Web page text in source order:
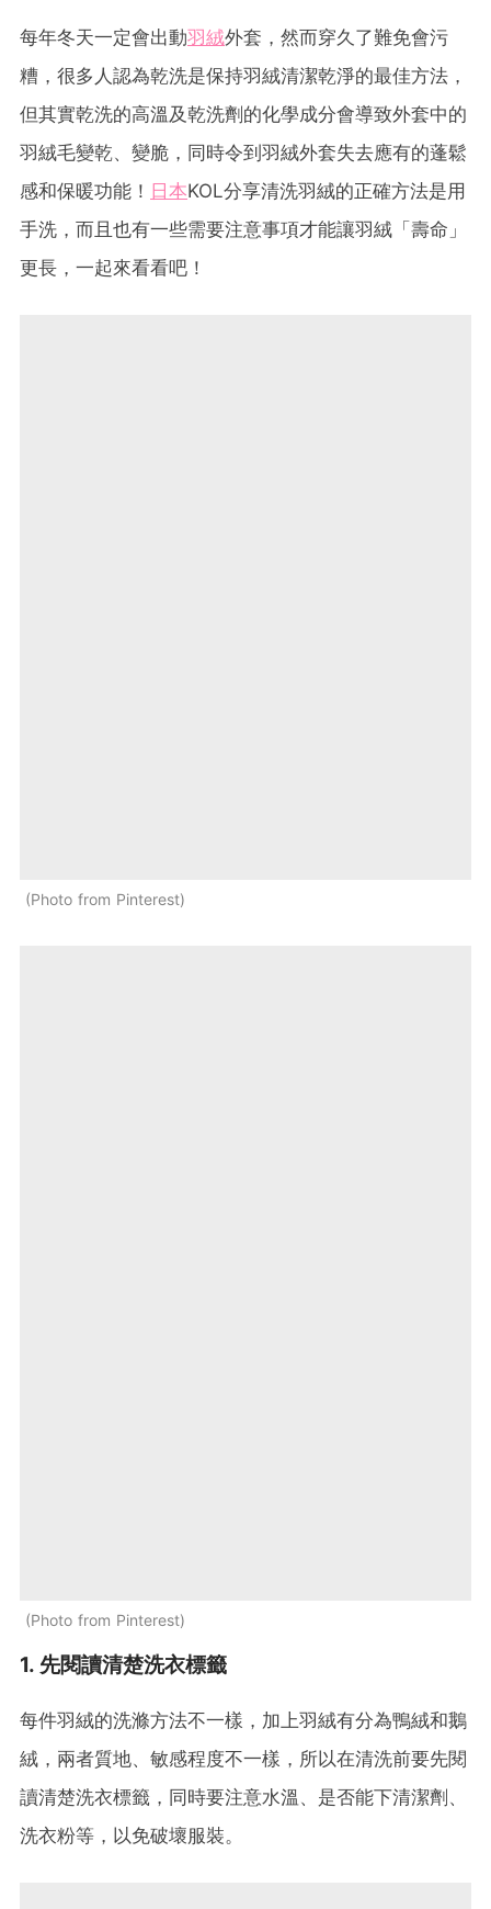
每年冬天一定會出動羽絨外套，然而穿久了難免會污
糟，很多人認為乾洗是保持羽絨清潔乾淨的最佳方法，
但其實乾洗的高溫及乾洗劑的化學成分會導致外套中的
羽絨毛變乾、變脆，同時令到羽絨外套失去應有的蓬鬆
感和保暖功能！ 日本KOL分享清洗羽絨的正確方法是用
手洗，而且也有一些需要注意事項才能讓羽絨「壽命」
更長，一起來看看吧！
Photo from Pinterest
Photo from Pinterest
1. 先閱讀清楚洗衣標籤
每件羽絨的洗滌方法不一樣，加上羽絨有分為鴨絨和鵝
絨，兩者質地、敏感程度不一樣，所以在清洗前要先閱
讀清楚洗衣標籤，同時要注意水溫、是否能下清潔劑、
洗衣粉等，以免破壞服裝。